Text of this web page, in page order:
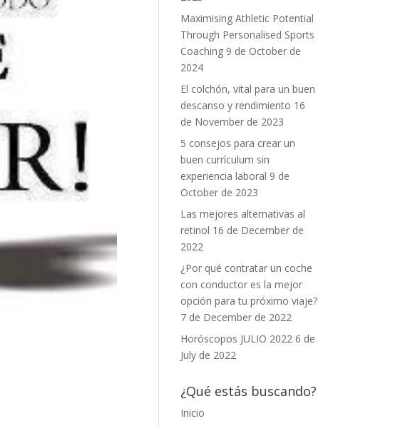
Maximising Athletic Potential
Through Personalised Sports
Coaching 9 de October de
2024
El colchón, vital para un buen
descanso y rendimiento 16
de November de 2023
5 consejos para crear un
buen currículum sin
experiencia laboral 9 de
October de 2023
Las mejores alternativas al
retinol 16 de December de
2022
¿Por qué contratar un coche
con conductor es la mejor
opción para tu próximo viaje?
7 de December de 2022
Horóscopos JULIO 2022 6 de
July de 2022
¿Qué estás buscando?
Inicio